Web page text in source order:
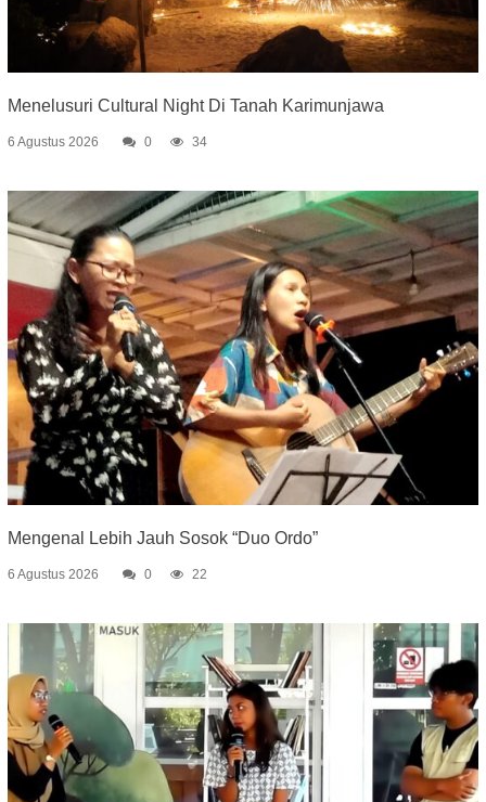
Menelusuri Cultural Night Di Tanah Karimunjawa
6 Agustus 2026 0 34
Mengenal Lebih Jauh Sosok “Duo Ordo”
6 Agustus 2026 0 22